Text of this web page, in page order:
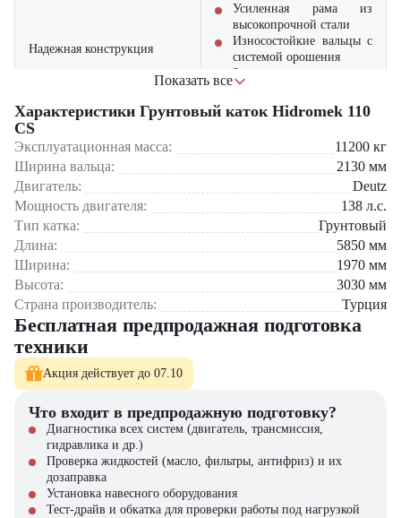
Надежная конструкция
Усиленная рама из
высокопрочной стали
Износостойкие вальцы с
системой орошения
Защищенные
Комфорт оператора
хорошей обзорностью
Регулируемое сиденье с
амортизацией
Система вентиляции и
Низкий уровень шума
(74 дБ)
Экономичность
эксплуатации
Оптимальный расход
топлива
Доступность запчастей
Простота обслуживания
Области применения:
Городское строительство
Промышленное строительство
Компания "ЦТО" – официальный дилер Hidromek –
предлагает:
Новые катки с гарантией 2 год
Показать все
Характеристики Грунтовый каток Hidromek 110
CS
Эксплуатационная масса: 11200 кг
Ширина вальца:
2130 мм
Двигатель:
Deutz
Мощность двигателя:
138 л.с.
Тип катка:
Грунтовый
Длина:
5850 мм
Ширина:
1970 мм
Высота:
3030 мм
Страна производитель:
Турция
Бесплатная предпродажная подготовка
техники
Акция действует до 07.10
Что входит в предпродажную подготовку?
Диагностика всех систем (двигатель, трансмиссия,
гидравлика и др.)
Проверка жидкостей (масло, фильтры, антифриз) и их
дозаправка
Установка навесного оборудования
Тест-драйв и обкатка для проверки работы под нагрузкой